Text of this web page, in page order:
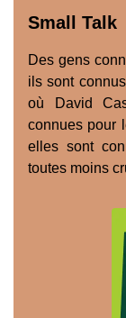
Small Talk
Des gens
ils sont
où David
connues pour
elles sont
toutes moins